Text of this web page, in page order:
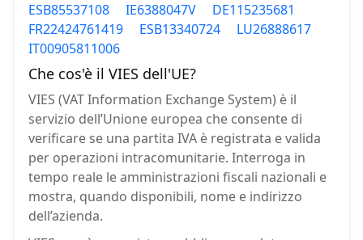
ESB85537108 IE6388047V
DE115235681
FR22424761419
ESB13340724
LU26888617
IT00905811006
Che cos'è il VIES dell'UE?
VIES (VAT Information Exchange System) è il
servizio dell’Unione europea che consente di
verificare se una partita IVA è registrata e valida
per operazioni intracomunitarie. Interroga in
tempo reale le amministrazioni fiscali nazionali e
mostra, quando disponibili, nome e indirizzo
dell’azienda.